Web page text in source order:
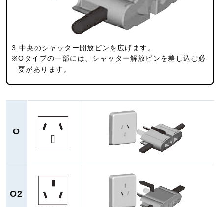
3.中央のシャッター開放ピンを広げます。
※Oタイプの一部には、シャッター解放ピンを差し込む必
要があります。
O
O2